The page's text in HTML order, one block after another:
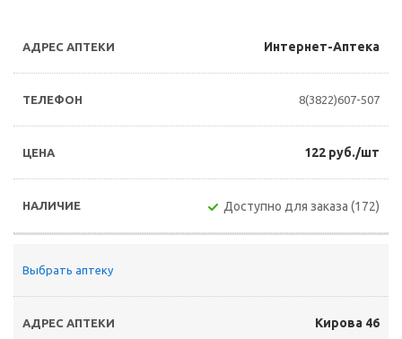
Интернет-Аптека
8(3822)607-507
122 руб./шт
Доступно для заказа (172)
Выбрать аптеку
Кирова 46